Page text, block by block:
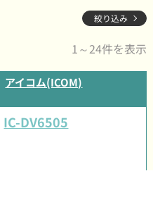
絞り込み
1～24件を表示
アイコム(ICOM)
IC-DV6505